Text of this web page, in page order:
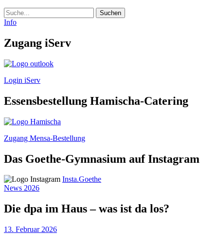
Suche
Info
Zugang iServ
Login iServ
Essensbestellung Hamischa-Catering
Zugang Mensa-Bestellung
Das Goethe-Gymnasium auf Instagram
Insta.Goethe
News 2026
Die dpa im Haus – was ist da los?
13. Februar 2026